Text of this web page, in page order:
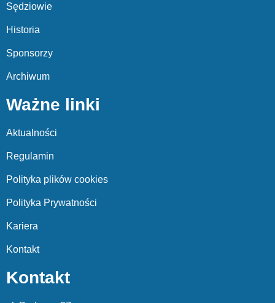
Sędziowie
Historia
Sponsorzy
Archiwum
Ważne linki
Aktualności
Regulamin
Polityka plików cookies
Polityka Prywatności
Kariera
Kontakt
Kontakt